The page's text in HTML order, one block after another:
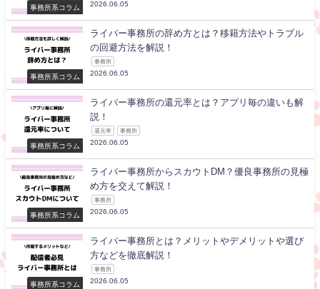
事務所系コラム 2026.06.05
事務所系コラム
ライバー事務所の辞め方とは？移籍方法やトラブル
の回避方法を解説！
事務所
2026.06.05
事務所系コラム
ライバー事務所の還元率とは？アプリ毎の違いも解
説！
還元率 事務所
2026.06.05
事務所系コラム
ライバー事務所からスカウトDM？優良事務所の見極
め方を交えて解説！
事務所
2026.06.05
事務所系コラム
ライバー事務所とは？メリットやデメリットや選び
方などを徹底解説！
事務所
2026.06.05